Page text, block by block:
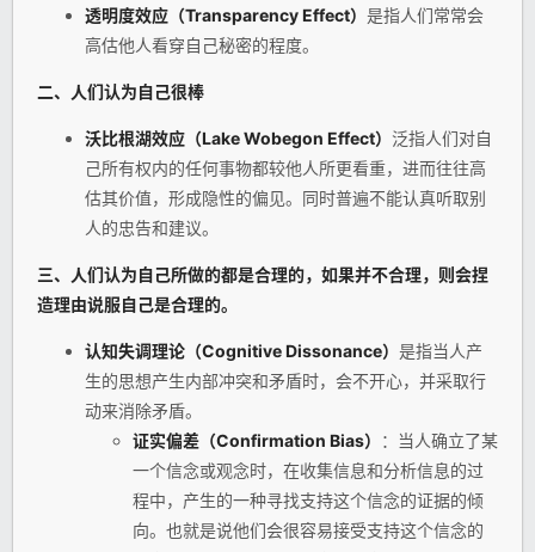
透明度效应（Transparency Effect） 是指人们常常会
高估他人看穿自己秘密的程度。
二、人们认为自己很棒
沃比根湖效应（Lake Wobegon Effect） 泛指人们对自
己所有权内的任何事物都较他人所更看重，进而往往高
估其价值，形成隐性的偏见。同时普遍不能认真听取别
人的忠告和建议。
三、人们认为自己所做的都是合理的，如果并不合理，则会捏
造理由说服自己是合理的。
认知失调理论（Cognitive Dissonance） 是指当人产
生的思想产生内部冲突和矛盾时，会不开心，并采取行
动来消除矛盾。
证实偏差（Confirmation Bias）
：当人确立了某
一个信念或观念时，在收集信息和分析信息的过
程中，产生的一种寻找支持这个信念的证据的倾
向。也就是说他们会很容易接受支持这个信念的